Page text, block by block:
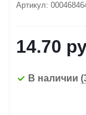
Артикул:
14.70
В наличии